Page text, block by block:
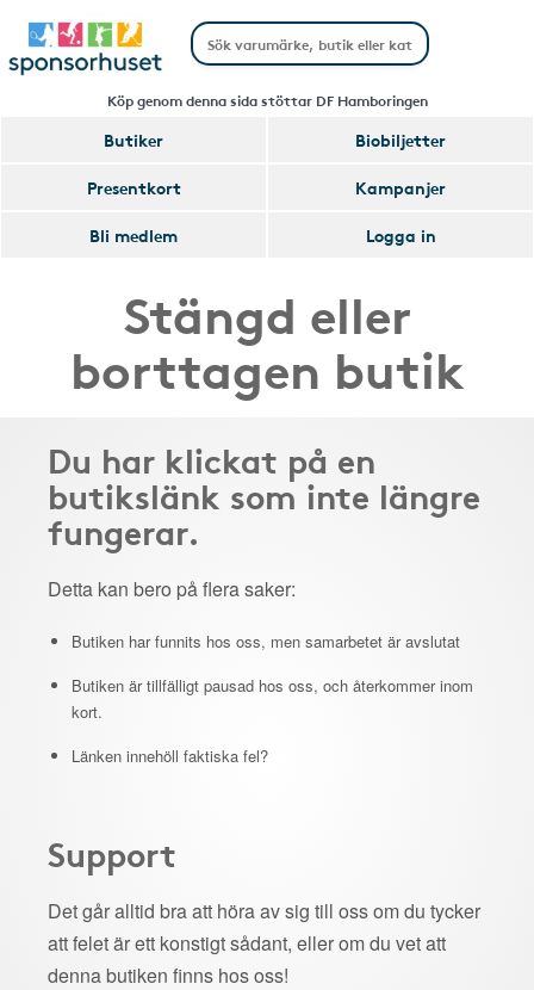
Köp genom denna sida stöttar DF Hamboringen
Butiker
Biobiljetter
Presentkort
Kampanjer
Bli medlem
Logga in
Stängd eller
borttagen butik
Du har klickat på en
butikslänk som inte längre
fungerar.
Detta kan bero på flera saker:
Butiken har funnits hos oss, men samarbetet är avslutat
Butiken är tillfälligt pausad hos oss, och återkommer inom
kort.
Länken innehöll faktiska fel?
Support
Det går alltid bra att höra av sig till oss om du tycker
att felet är ett konstigt sådant, eller om du vet att
denna butiken finns hos oss!